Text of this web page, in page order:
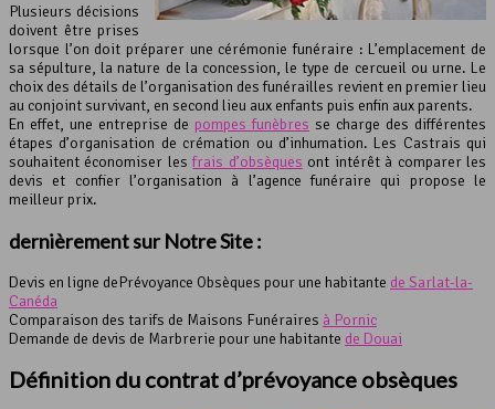
Plusieurs décisions
doivent être prises
lorsque l’on doit préparer une cérémonie funéraire : L’emplacement de
sa sépulture, la nature de la concession, le type de cercueil ou urne. Le
choix des détails de l’organisation des funérailles revient en premier lieu
au conjoint survivant, en second lieu aux enfants puis enfin aux parents.
En effet, une entreprise de pompes funèbres se charge des différentes
étapes d’organisation de crémation ou d’inhumation. Les Castrais qui
souhaitent économiser lesfrais d’obsèques ont intérêt à comparer les
devis et confier l’organisation à l’agence funéraire qui propose le
meilleur prix.
dernièrement sur Notre Site :
Devis en ligne dePrévoyance Obsèques pour une habitante de Sarlat-la-
Canéda
Comparaison des tarifs de Maisons Funéraires à Pornic
Demande de devis de Marbrerie pour une habitante de Douai
Définition du contrat d’prévoyance obsèques